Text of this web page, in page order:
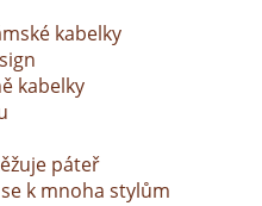
kabelky
kabelky
páteř
k mnoha stylům